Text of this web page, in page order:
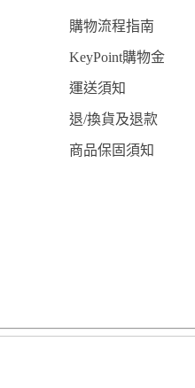
購物流程指南
KeyPoint購物金
運送須知
退/換貨及退款
商品保固須知